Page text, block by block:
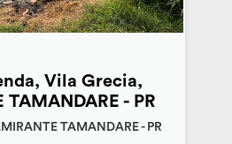
Vila Grecia,
TAMANDARE - PR
TAMANDARE - PR